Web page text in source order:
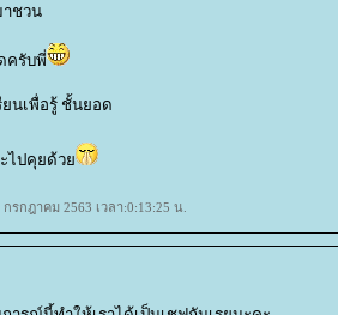
าชวน
ครับพี่
นเพื่อรู้ ชั้นยอด
ไปคุยด้ว
รกฎาคม 2563 เวลา:0:13:25 น.